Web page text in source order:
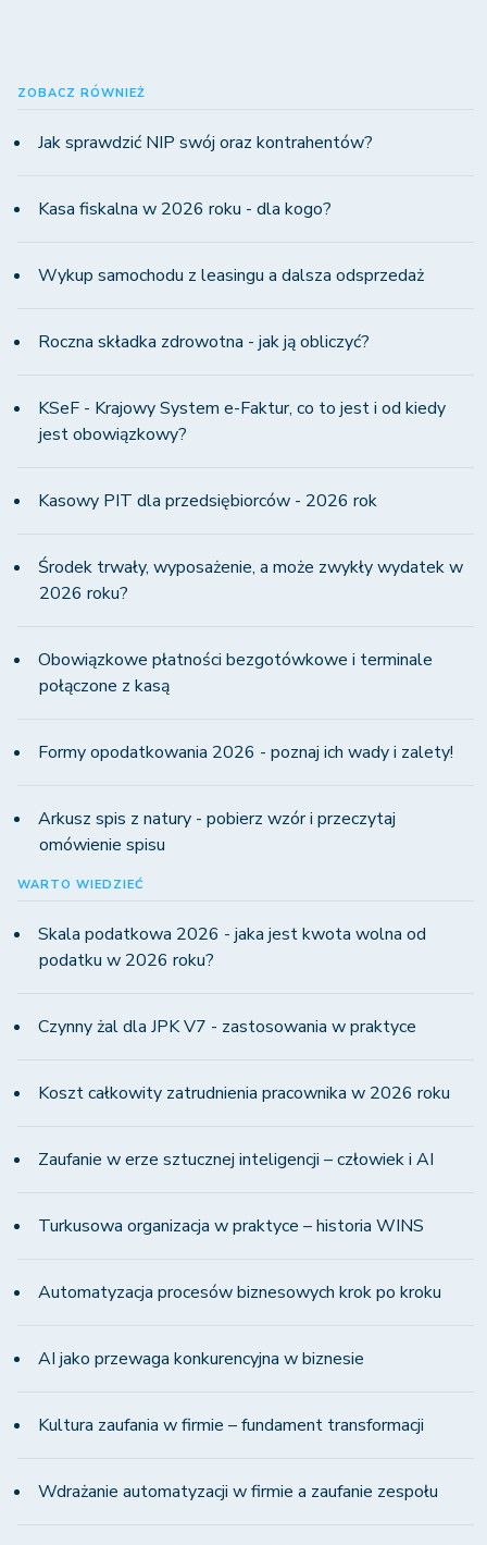
ZOBACZ RÓWNIEŻ
Jak sprawdzić NIP swój oraz kontrahentów?
Kasa fiskalna w 2026 roku - dla kogo?
Wykup samochodu z leasingu a dalsza odsprzedaż
Roczna składka zdrowotna - jak ją obliczyć?
KSeF - Krajowy System e-Faktur, co to jest i od kiedy
jest obowiązkowy?
Kasowy PIT dla przedsiębiorców - 2026 rok
Środek trwały, wyposażenie, a może zwykły wydatek w
2026 roku?
Obowiązkowe płatności bezgotówkowe i terminale
połączone z kasą
Formy opodatkowania 2026 - poznaj ich wady i zalety!
Arkusz spis z natury - pobierz wzór i przeczytaj
omówienie spisu
WARTO WIEDZIEĆ
Skala podatkowa 2026 - jaka jest kwota wolna od
podatku w 2026 roku?
Czynny żal dla JPK V7 - zastosowania w praktyce
Koszt całkowity zatrudnienia pracownika w 2026 roku
Zaufanie w erze sztucznej inteligencji – człowiek i AI
Turkusowa organizacja w praktyce – historia WINS
Automatyzacja procesów biznesowych krok po kroku
AI jako przewaga konkurencyjna w biznesie
Kultura zaufania w firmie – fundament transformacji
Wdrażanie automatyzacji w firmie a zaufanie zespołu